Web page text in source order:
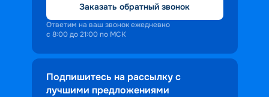
Заказать обратный звонок
Ответим на ваш звонок ежедневно
с 8:00 до 21:00 по МСК
Подпишитесь на рассылку с
лучшими предложениями